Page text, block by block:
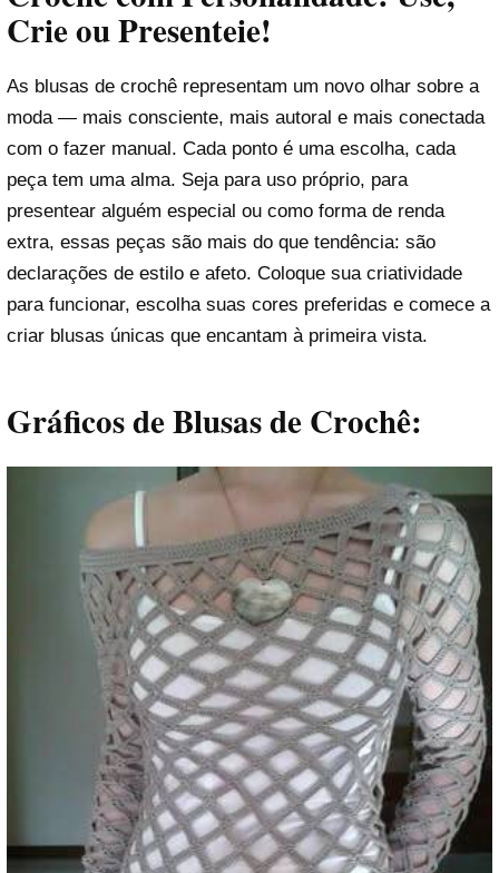
Crie ou Presenteie!
As blusas de crochê representam um novo olhar sobre a
moda — mais consciente, mais autoral e mais conectada
com o fazer manual. Cada ponto é uma escolha, cada
peça tem uma alma. Seja para uso próprio, para
presentear alguém especial ou como forma de renda
extra, essas peças são mais do que tendência: são
declarações de estilo e afeto. Coloque sua criatividade
para funcionar, escolha suas cores preferidas e comece a
criar blusas únicas que encantam à primeira vista.
Gráficos de Blusas de Crochê: